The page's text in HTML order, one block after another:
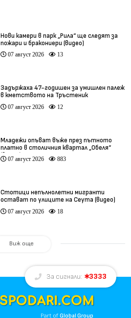
Нови камери в парк „Рила“ ще следят за
пожари и бракониери (видео)
07 август 2026 13
Задържаха 47-годишен за умишлен палеж
в кметството на Тръстеник
07 август 2026 12
Младежи опъват въже през пътното
платно в столичния квартал „Обеля“
(видео)
07 август 2026 883
Стотици непълнолетни мигранти
остават по улиците на Сеута (видео)
07 август 2026 18
Виж още
За сигнали: 3333
Part ofGlobal Group